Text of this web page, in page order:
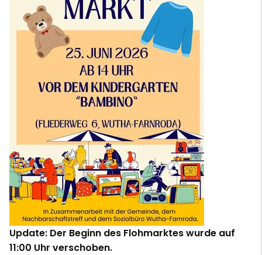
Update: Der Beginn des Flohmarktes wurde auf
11:00 Uhr verschoben.